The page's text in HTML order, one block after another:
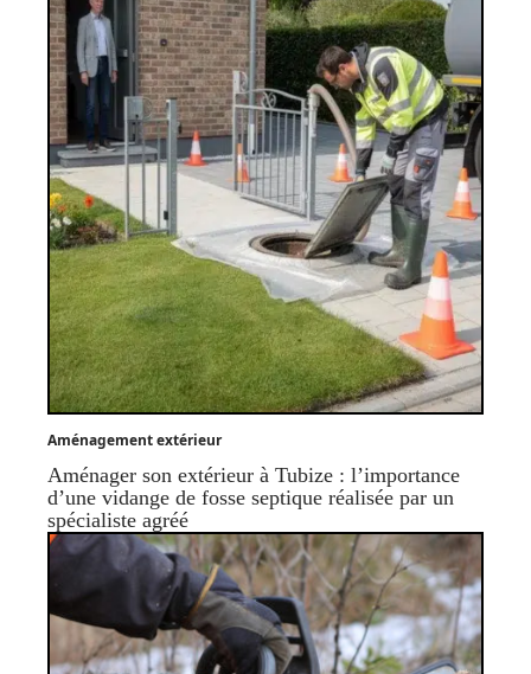
Aménagement extérieur
Aménager son extérieur à Tubize : l’importance
d’une vidange de fosse septique réalisée par un
spécialiste agréé